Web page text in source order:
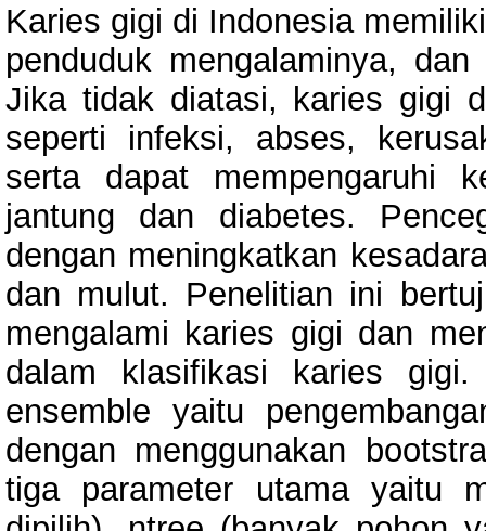
Karies gigi di Indonesia
penduduk mengalaminya,
Jika tidak diatasi, karies gigi
seperti infeksi, abses,
serta dapat mempengaruhi
jantung dan diabetes.
dengan meningkatkan
dan mulut. Penelitian ini
mengalami karies gigi dan
dalam klasifikasi karies
ensemble yaitu
dengan menggunakan
tiga parameter utama yaitu